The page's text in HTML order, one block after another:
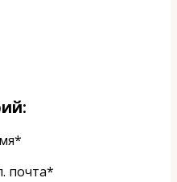
почта*